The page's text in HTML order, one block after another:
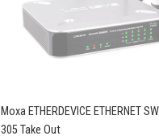
Moxa ETHERDEVICE ETHERNET
305 Take Out